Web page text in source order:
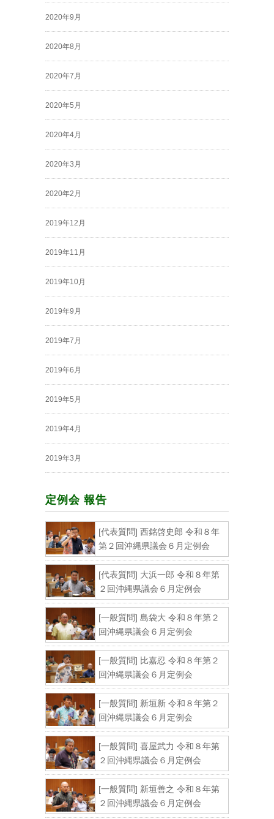
2020年9月
2020年8月
2020年7月
2020年5月
2020年4月
2020年3月
2020年2月
2019年12月
2019年11月
2019年10月
2019年9月
2019年7月
2019年6月
2019年5月
2019年4月
2019年3月
定例会 報告
[代表質問] 西銘啓史郎 令和８年
第２回沖縄県議会６月定例会
[代表質問] 大浜一郎 令和８年第
２回沖縄県議会６月定例会
[一般質問] 島袋大 令和８年第２
回沖縄県議会６月定例会
[一般質問] 比嘉忍 令和８年第２
回沖縄県議会６月定例会
[一般質問] 新垣新 令和８年第２
回沖縄県議会６月定例会
[一般質問] 喜屋武力 令和８年第
２回沖縄県議会６月定例会
[一般質問] 新垣善之 令和８年第
２回沖縄県議会６月定例会